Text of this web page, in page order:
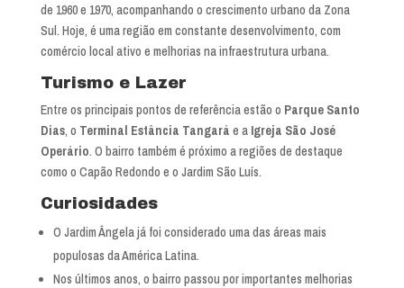
de 1960 e 1970, acompanhando o crescimento urbano da Zona
Sul. Hoje, é uma região em constante desenvolvimento, com
comércio local ativo e melhorias na infraestrutura urbana.
Turismo e Lazer
Entre os principais pontos de referência estão o Parque Santo
Dias, o Terminal Estância Tangará e a Igreja São José
Operário. O bairro também é próximo a regiões de destaque
como o Capão Redondo e o Jardim São Luís.
Curiosidades
O Jardim Ângela já foi considerado uma das áreas mais
populosas da América Latina.
Nos últimos anos, o bairro passou por importantes melhorias